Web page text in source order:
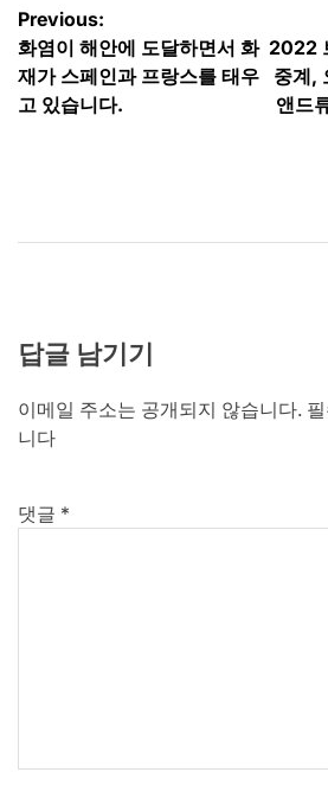
글
탐
색
Previous:
화염이 해안에 도달하면서 화
재가 스페인과 프랑스를 태우
고 있습니다.
2022
중계,
앤드
답글 남기기
이메일 주소는 공개되지 않습니다.
니다
댓글 *